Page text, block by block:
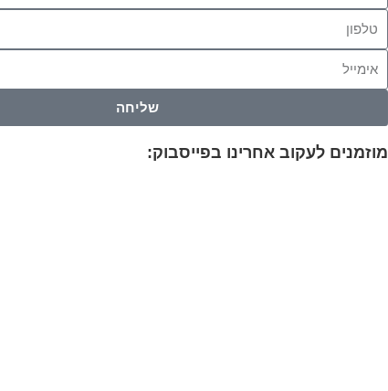
שליחה
מוזמנים לעקוב אחרינו בפייסבוק: